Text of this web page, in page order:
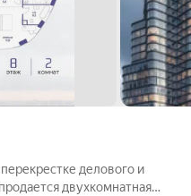
делового и
двухкомнатная